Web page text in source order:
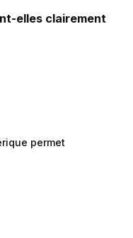
elles clairement
permet